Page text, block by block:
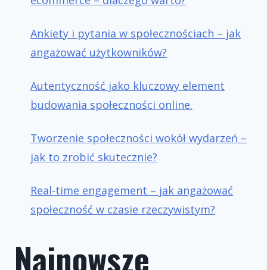
Ankiety i pytania w społecznościach – jak
angażować użytkowników?
Autentyczność jako kluczowy element
budowania społeczności online.
Tworzenie społeczności wokół wydarzeń –
jak to zrobić skutecznie?
Real-time engagement – jak angażować
społeczność w czasie rzeczywistym?
Najnowsze